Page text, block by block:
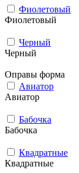
Фиолетовый
Фиолетовый
Черный
Черный
Оправы форма
Авиатор
Авиатор
Бабочка
Бабочка
Квадратные
Квадратные